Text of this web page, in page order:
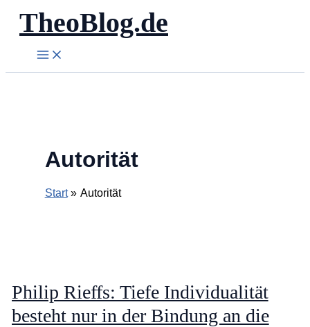
Zum
Inhalt
springen
TheoBlog.de
Autorität
Start Autorität
Philip Rieffs: Tiefe Individualität
besteht nur in der Bindung an die